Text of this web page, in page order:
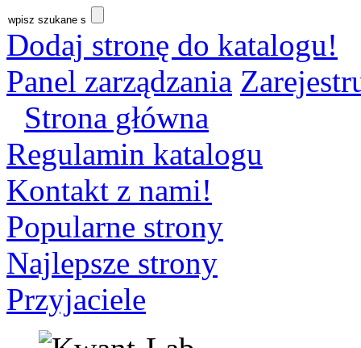
Dodaj stronę do katalogu!
Panel zarządzania
Strona główna
Regulamin katalogu
Kontakt z nami!
Popularne strony
Najlepsze strony
Przyjaciele